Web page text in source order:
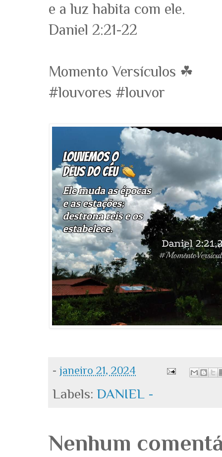
e a luz habita com ele.
Daniel 2:21-22
Momento Versículos ☘
#louvores #louvor
-janeiro 21, 2024
Labels:DANIEL -
Nenhum